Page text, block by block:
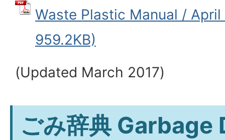
Waste Plastic Manual / April
959.2KB)
(Updated March 2017)
ごみ辞典 Garbage